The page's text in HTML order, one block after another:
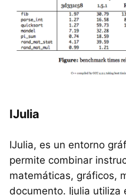
IJulia
IJulia, es un entorno
permite combinar
matemáticas, gráficos,
documento. Ijulia utiliza